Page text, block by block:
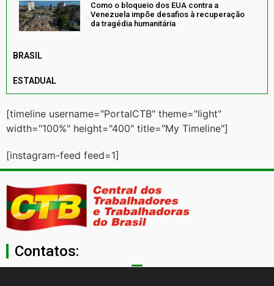
Como o bloqueio dos EUA contra a
Venezuela impõe desafios à recuperação
da tragédia humanitária
BRASIL
ESTADUAL
[timeline username="PortalCTB" theme="light"
width="100%" height="400" title="My Timeline"]
[instagram-feed feed=1]
Contatos: